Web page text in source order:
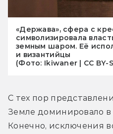
«Держава», сфера с
символизировала
земным шаром. Её
и византийцы
(Фото: Ikiwaner | CC BY-
С тех пор
Земле доминировало в
Конечно, исключения